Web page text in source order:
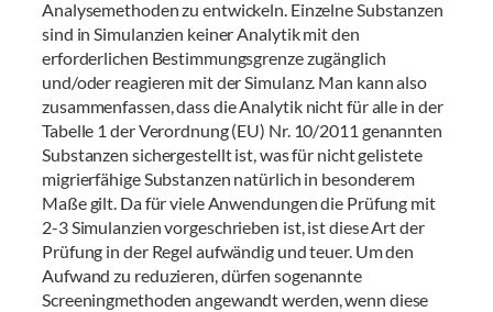
Analysemethoden zu entwickeln. Einzelne Substanzen
sind in Simulanzien keiner Analytik mit den
erforderlichen Bestimmungsgrenze zugänglich
und/oder reagieren mit der Simulanz. Man kann also
zusammenfassen, dass die Analytik nicht für alle in der
Tabelle 1 der Verordnung (EU) Nr. 10/2011 genannten
Substanzen sichergestellt ist, was für nicht gelistete
migrierfähige Substanzen natürlich in besonderem
Maße gilt. Da für viele Anwendungen die Prüfung mit
2-3 Simulanzien vorgeschrieben ist, ist diese Art der
Prüfung in der Regel aufwändig und teuer. Um den
Aufwand zu reduzieren, dürfen sogenannte
Screeningmethoden angewandt werden, wenn diese